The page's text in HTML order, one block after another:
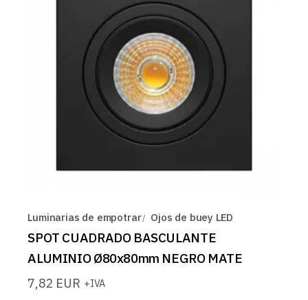
Luminarias de empotrar Ojos de buey LED
SPOT CUADRADO BASCULANTE
ALUMINIO Ø80x80mm NEGRO MATE
7,82 EUR +IVA